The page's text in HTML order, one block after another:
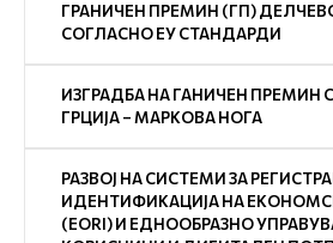
Медиа центар
ГРАНИЧЕН ПРЕМИН (ГП)
СОГЛАСНО ЕУ СТАНДАРДИ
ИЗГРАДБА НА ГАНИЧЕН ПРЕМИН
ГРЦИЈА – МАРКОВА НОГА
РАЗВОЈ НА СИСТЕМИ ЗА
ИДЕНТИФИКАЦИЈА НА
(EORI) И EДНООБРАЗНО